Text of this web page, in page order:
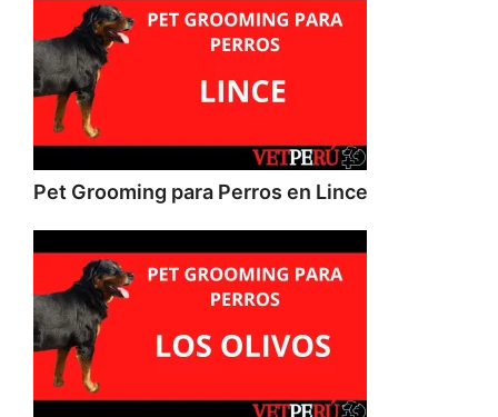
Pet Grooming para Perros en Lince